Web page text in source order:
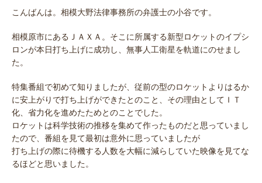
こんばんは。相模大野法律事務所の弁護士の小谷です。
相模原市にあるＪＡＸＡ。そこに所属する新型ロケットのイプシ
ロンが本日打ち上げに成功し、無事人工衛星を軌道にのせまし
た。
特集番組で初めて知りましたが、従前の型のロケットよりはるか
に安上がりで打ち上げができたとのこと、その理由としてＩＴ
化、省力化を進めたためとのことでした。
ロケットは科学技術の推移を集めて作ったものだと思っていまし
たので、番組を見て最初は意外に思っていましたが
打ち上げの際に待機する人数を大幅に減らしていた映像を見てな
るほどと思いました。